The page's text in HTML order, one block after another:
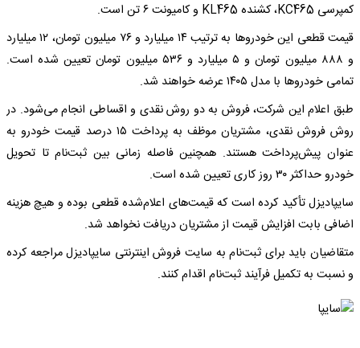
کمپرسی KC465، کشنده KL465 و کامیونت ۶ تن است.
قیمت قطعی این خودروها به ترتیب ۱۴ میلیارد و ۷۶ میلیون تومان، ۱۲ میلیارد
و ۸۸۸ میلیون تومان و ۵ میلیارد و ۵۳۶ میلیون تومان تعیین شده است.
تمامی خودروها با مدل ۱۴۰۵ عرضه خواهند شد.
طبق اعلام این شرکت، فروش به دو روش نقدی و اقساطی انجام می‌شود. در
روش فروش نقدی، مشتریان موظف به پرداخت ۱۵ درصد قیمت خودرو به
عنوان پیش‌پرداخت هستند. همچنین فاصله زمانی بین ثبت‌نام تا تحویل
خودرو حداکثر ۳۰ روز کاری تعیین شده است.
سایپادیزل تأکید کرده است که قیمت‌های اعلام‌شده قطعی بوده و هیچ هزینه
اضافی بابت افزایش قیمت از مشتریان دریافت نخواهد شد.
متقاضیان باید برای ثبت‌نام به سایت فروش اینترنتی سایپادیزل مراجعه کرده
و نسبت به تکمیل فرآیند ثبت‌نام اقدام کنند.